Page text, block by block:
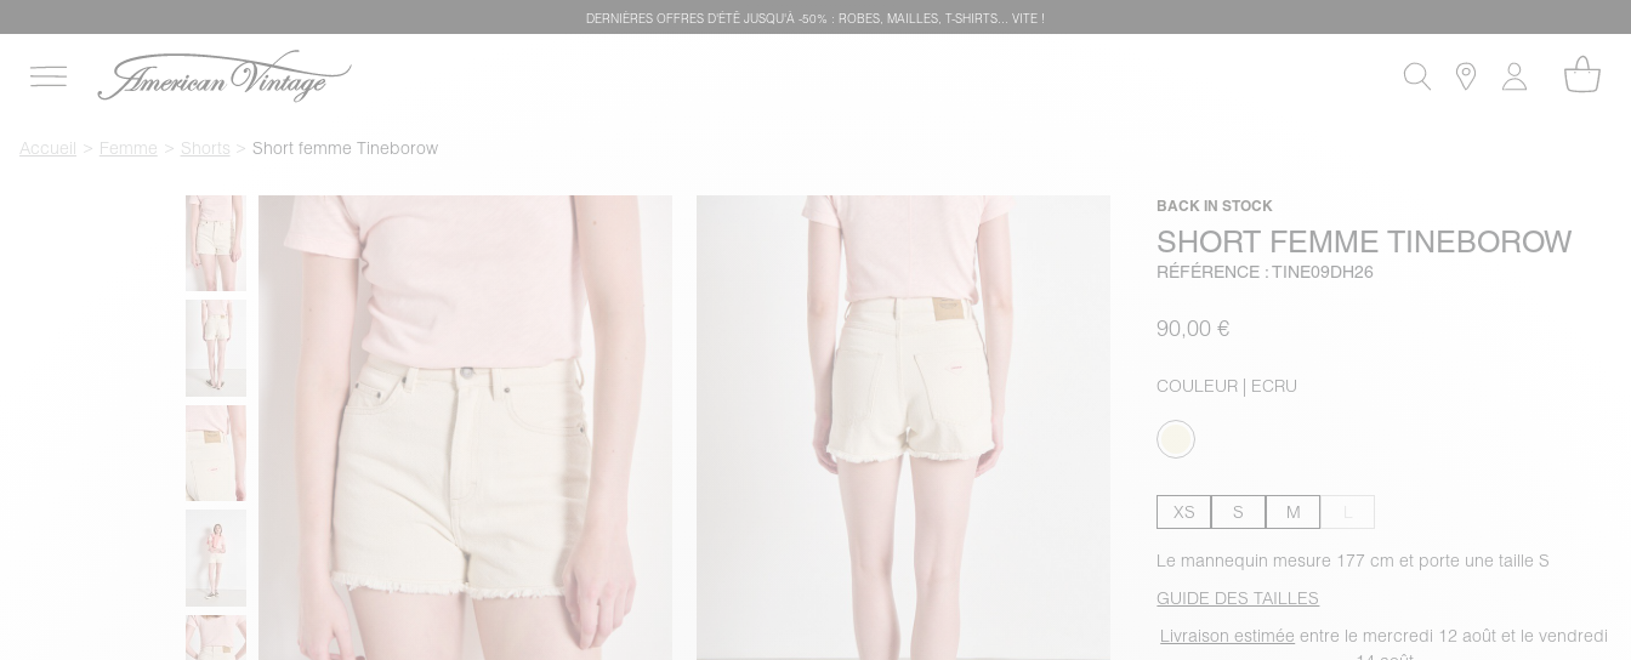
DERNIÈRES OFFRES D'ÉTÊ JUSQU'À -50% : ROBES, MAILLES, T-SHIRTS... VITE !
Accueil Femme Shorts Short femme Tineborow
BACK IN STOCK
SHORT FEMME TINEBOROW
RÉFÉRENCE : TINE09DH26
90,00 €
COULEUR | ECRU
XS S M
Le mannequin mesure 177 cm et porte une taille S
GUIDE DES TAILLES
Livraison estimée entre le mercredi 12 août et le vendredi